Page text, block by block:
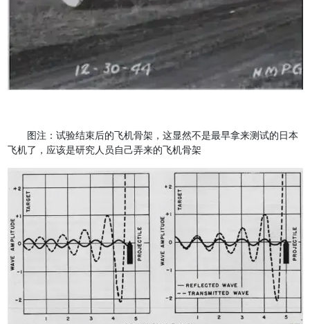
图注：试验结束后的飞机骨架，这显然不是最早拿来测试的日本
飞机了，应该是研究人员自己弄来的飞机骨架